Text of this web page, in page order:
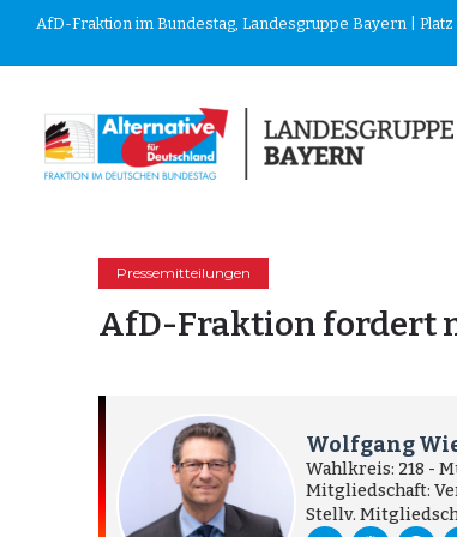
AfD-Fraktion im Bundestag, Landesgruppe Bayern | Platz
Pressemitteilungen
AfD-Fraktion fordert
Wolfgang
Wahlkreis: 218 -
Mitgliedschaft:
Stellv.